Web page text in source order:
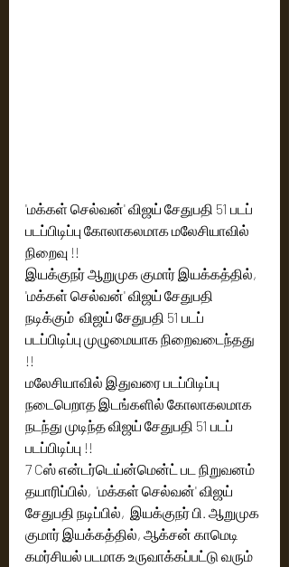
'மக்கள் செல்வன்' விஜய் சேதுபதி 51 படப்
படப்பிடிப்பு கோலாகலமாக மலேசியாவில்
நிறைவு !!
இயக்குநர் ஆறுமுக குமார் இயக்கத்தில்,
'மக்கள் செல்வன்' விஜய் சேதுபதி
நடிக்கும்  விஜய் சேதுபதி 51 படப்
படப்பிடிப்பு முழுமையாக நிறைவடைந்தது
!!
மலேசியாவில் இதுவரை படப்பிடிப்பு
நடைபெறாத இடங்களில் கோலாகலமாக
நடந்து முடிந்த விஜய் சேதுபதி 51 படப்
படப்பிடிப்பு !!
7 Cஸ் என்டர்டெய்ன்மென்ட் பட நிறுவனம்
தயாரிப்பில்,  'மக்கள் செல்வன்' விஜய்
சேதுபதி நடிப்பில்,  இயக்குநர் பி. ஆறுமுக
குமார் இயக்கத்தில், ஆக்சன் காமெடி
கமர்சியல் படமாக உருவாக்கப்பட்டு வரும்